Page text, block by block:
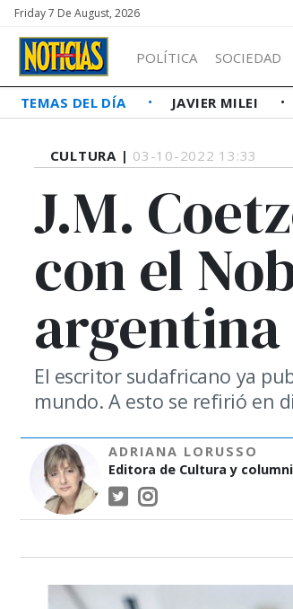
Friday 7 De August, 2026
POLÍTICA SOCIEDAD
TEMAS DEL DÍA JAVIER MILEI
CULTURA | 03-10-2022 13:33
J.M.
con el
argentina
El escritor sudafricano ya
mundo. A esto se refirió en
ADRIANA LORUSSO
Editora de Cultura y